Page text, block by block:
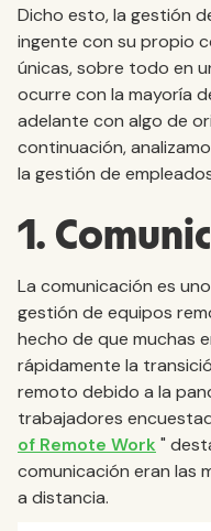
Dicho esto, la gestión
ingente con su propio
únicas, sobre todo en
ocurre con la mayoría
adelante con algo de
continuación,
la gestión de
1.
La comunicación es
gestión de equipos
hecho de que muchas
rápidamente la
remoto debido a la
trabajadores
of Remote Work "
comunicación eran las
a distancia.